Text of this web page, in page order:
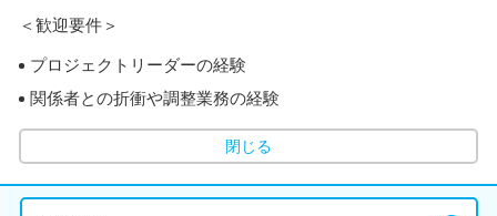
＜歓迎要件＞
プロジェクトリーダーの経験
関係者との折衝や調整業務の経験
閉じる